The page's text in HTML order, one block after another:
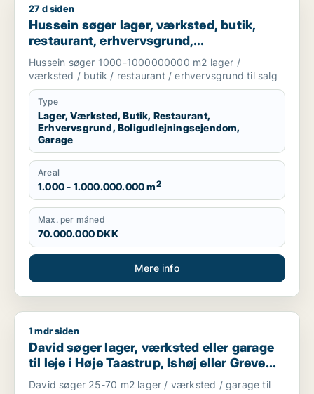
Hussein søger lager, værksted, butik, restaurant,
27 d siden
Hussein søger lager, værksted, butik,
restaurant, erhvervsgrund,
boligudlejningsejendom eller garage til
salg i Greve, Solrød eller Roskilde m.fl.
Hussein søger 1000-1000000000 m2 lager /
værksted / butik / restaurant / erhvervsgrund til salg
Type
Lager, Værksted, Butik, Restaurant,
Erhvervsgrund, Boligudlejningsejendom,
Garage
Areal
1.000 - 1.000.000.000 m2
Max. per måned
70.000.000 DKK
Mere info
David søger lager, værksted eller garage til leje i Høje
1 mdr siden
David søger lager, værksted eller garage
til leje i Høje Taastrup, Ishøj eller Greve
m.fl.
David søger 25-70 m2 lager / værksted / garage til